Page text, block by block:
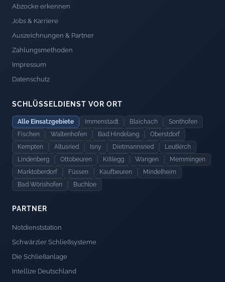
Abzocke erkennen
Jobs & Karriere
Auszeichnungen & Partner
Zahlungsmethoden
Impressum
Datenschutz
SCHLÜSSELDIENST VOR ORT
Alle Einsatzgebiete Immenstadt Blaichach
Sonthofen
Fischen
Waltenhofen Bad Hindelang
Oberstdorf
Kempten
Altusried Isny Dietmannsried
Leutkirch
Lindenberg
Ottobeuren Kißlegg Wangen
Memmingen
Marktoberdorf
Füssen Kaufbeuren
Mindelheim
Bad Wörishofen
Buchloe
PARTNER
Notdienststation
Schwärzler Schließsysteme
Die Schließanlage
Intellize Deutschland